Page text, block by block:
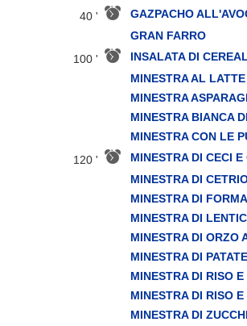
40 '
GAZPACHO
GRAN FARRO
100 '
INSALATA DI
MINESTRA AL LATTE
MINESTRA
MINESTRA BIANCA
MINESTRA CON LE
120 '
MINESTRA DI CECI E
MINESTRA DI
MINESTRA DI
MINESTRA DI
MINESTRA DI ORZO
MINESTRA DI
MINESTRA DI RISO
MINESTRA DI RISO E
MINESTRA DI